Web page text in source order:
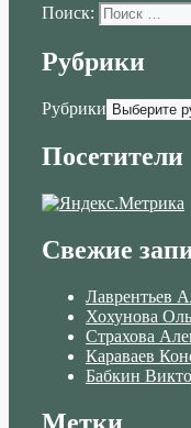
Поиск:
Рубрики
Рубрики
Посетители
Свежие
Лаврентьев
Хохунова
Страхова
Караваев
Бабкин
Метки